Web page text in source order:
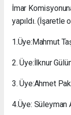
İmar
yapıldı. (İşaretle
1.Üye:Mahmut
2. Üye:İlknur
3. Üye:Ahmet
4.Üye: Süleyman